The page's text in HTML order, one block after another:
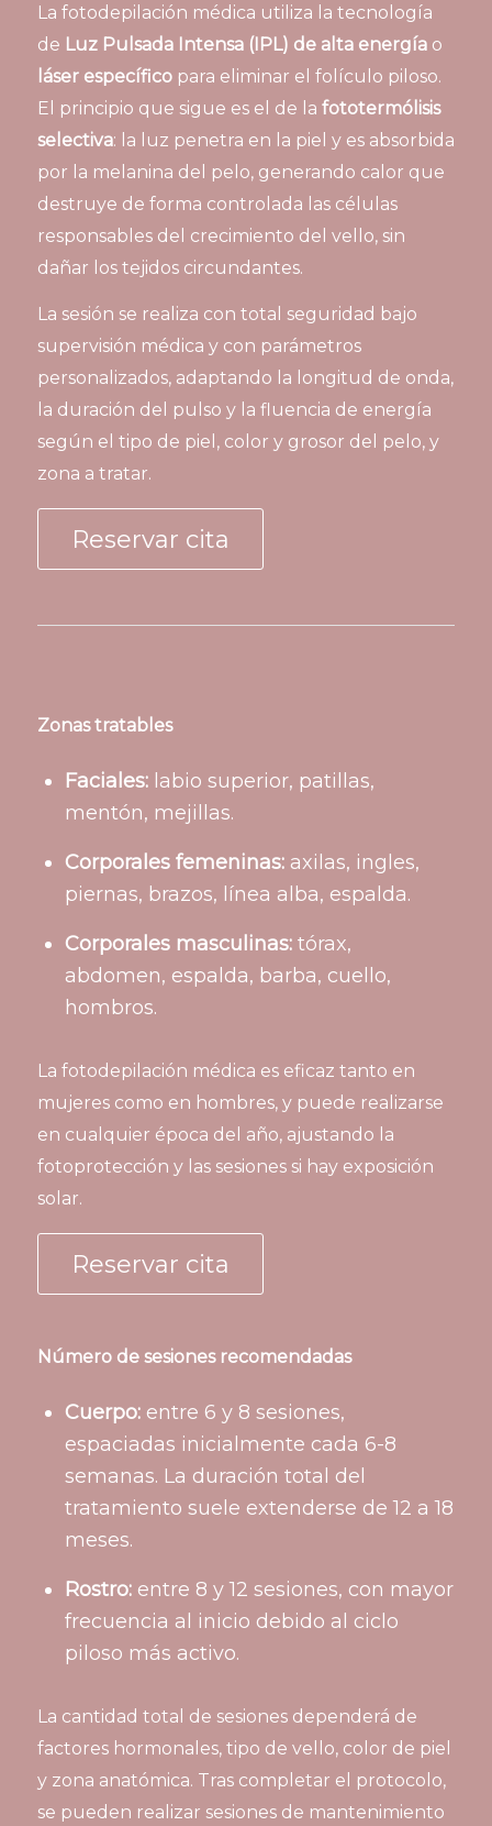
La fotodepilación médica utiliza la tecnología
de Luz Pulsada Intensa (IPL) de alta energíao
láser específicopara eliminar el folículo piloso.
El principio que sigue es el de la fototermólisis
selectiva: la luz penetra en la piel y es absorbida
por la melanina del pelo, generando calor que
destruye de forma controlada las células
responsables del crecimiento del vello, sin
dañar los tejidos circundantes.
La sesión se realiza con total seguridad bajo
supervisión médica y con parámetros
personalizados, adaptando la longitud de onda,
la duración del pulso y la fluencia de energía
según el tipo de piel, color y grosor del pelo, y
zona a tratar.
Reservar cita
Zonas tratables
Faciales:labio superior, patillas,
mentón, mejillas.
Corporales femeninas:axilas, ingles,
piernas, brazos, línea alba, espalda.
Corporales masculinas:tórax,
abdomen, espalda, barba, cuello,
hombros.
La fotodepilación médica es eficaz tanto en
mujeres como en hombres, y puede realizarse
en cualquier época del año, ajustando la
fotoprotección y las sesiones si hay exposición
solar.
Reservar cita
Número de sesiones recomendadas
Cuerpo:entre 6 y 8 sesiones,
espaciadas inicialmente cada 6-8
semanas. La duración total del
tratamiento suele extenderse de 12 a 18
meses.
Rostro:entre 8 y 12 sesiones, con mayor
frecuencia al inicio debido al ciclo
piloso más activo.
La cantidad total de sesiones dependerá de
factores hormonales, tipo de vello, color de piel
y zona anatómica. Tras completar el protocolo,
se pueden realizar sesiones de mantenimiento